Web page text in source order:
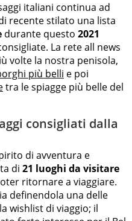
italiani continua ad
recente stilato una lista
durante questo 2021
La rete all news
volte la nostra penisola,
più belli e poi
tra le spiagge più belle del
consigliati dalla
di avventura e
di 21 luoghi da visitare
ritornare a viaggiare.
definendola una delle
wishlist di viaggio; il